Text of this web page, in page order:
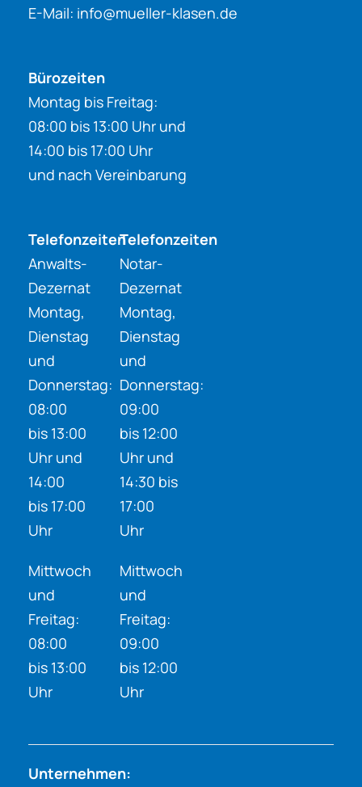
E-Mail: info@mueller-klasen.de
Bürozeiten
Montag bis Freitag:
08:00 bis 13:00 Uhr und
14:00 bis 17:00 Uhr
und nach Vereinbarung
Telefonzeiten
Anwalts-
Dezernat
Montag,
Dienstag
und
Donnerstag:
08:00
bis 13:00
Uhr und
14:00
bis 17:00
Uhr
Mittwoch
und
Freitag:
08:00
bis 13:00
Uhr
Telefonzeiten
Notar-
Dezernat
Montag,
Dienstag
und
Donnerstag:
09:00
bis 12:00
Uhr und
14:30 bis
17:00
Uhr
Mittwoch
und
Freitag:
09:00
bis 12:00
Uhr
Unternehmen: